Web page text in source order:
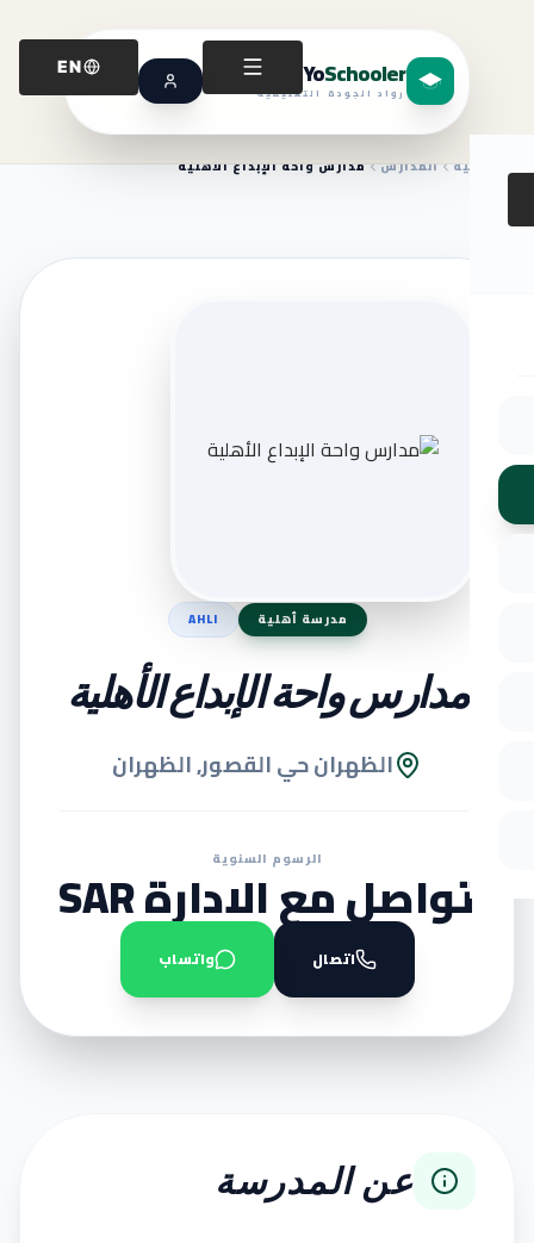
YoSchooler
رواد الجودة التعليمية
EN
الرئيسية المدارس مدارس واحة الإبداع الأهلية
مدرسة أهلية AHLI
مدارس واحة الإبداع الأهلية
الظهران حي القصور, الظهران
الرسوم السنوية
تواصل مع الادارة SAR
اتصال واتساب
عن المدرسة